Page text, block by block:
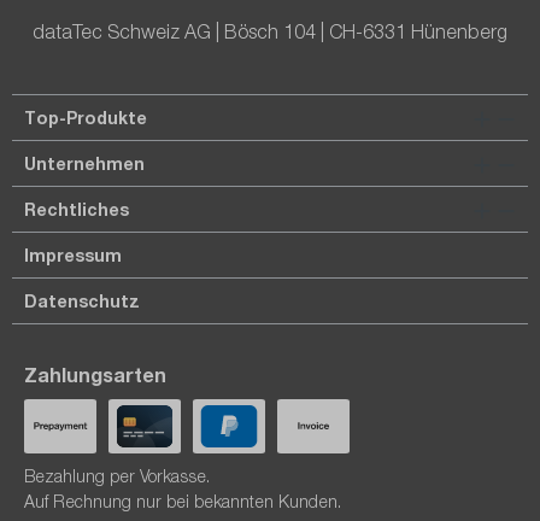
dataTec Schweiz AG | Bösch 104 | CH-6331 Hünenberg
Top-Produkte
Unternehmen
Rechtliches
Impressum
Datenschutz
Zahlungsarten
Bezahlung per Vorkasse.
Auf Rechnung nur bei bekannten Kunden.